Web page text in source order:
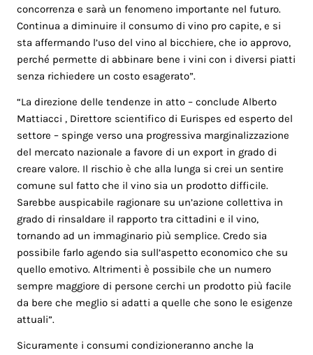
concorrenza e sarà un fenomeno importante nel futuro.
Continua a diminuire il consumo di vino pro capite, e si
sta affermando l’uso del vino al bicchiere, che io approvo,
perché permette di abbinare bene i vini con i diversi piatti
senza richiedere un costo esagerato”.
“La direzione delle tendenze in atto – conclude Alberto
Mattiacci , Direttore scientifico di Eurispes ed esperto del
settore – spinge verso una progressiva marginalizzazione
del mercato nazionale a favore di un export in grado di
creare valore. Il rischio è che alla lunga si crei un sentire
comune sul fatto che il vino sia un prodotto difficile.
Sarebbe auspicabile ragionare su un’azione collettiva in
grado di rinsaldare il rapporto tra cittadini e il vino,
tornando ad un immaginario più semplice. Credo sia
possibile farlo agendo sia sull’aspetto economico che su
quello emotivo. Altrimenti è possibile che un numero
sempre maggiore di persone cerchi un prodotto più facile
da bere che meglio si adatti a quelle che sono le esigenze
attuali”.
Sicuramente i consumi condizioneranno anche la